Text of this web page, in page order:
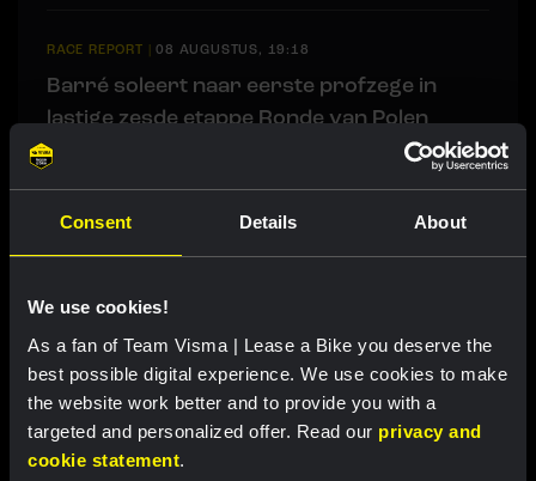
Consent Details About
We use cookies!
As a fan of Team Visma | Lease a Bike you deserve the
best possible digital experience. We use cookies to make
the website work better and to provide you with a
targeted and personalized offer. Read our privacy and
cookie statement.
RACE REPORT |08 AUGUSTUS, 19:18
Barré soleert naar eerste profzege in
lastige zesde etappe Ronde van Polen
08 AUGUSTUS, 16:29
Liveblog Ronde van Polen: Barré soleert
naar winst in zesde etappe!